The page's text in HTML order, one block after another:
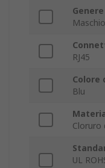
Maschio
RJ45
Colore
Blu
Cloruro
UL